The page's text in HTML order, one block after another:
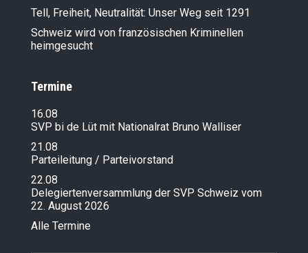
Tell, Freiheit, Neutralität: Unser Weg seit 1291
Schweiz wird von französischen Kriminellen
heimgesucht
Termine
16.08
SVP bi de Lüt mit Nationalrat Bruno Walliser
21.08
Parteileitung / Parteivorstand
22.08
Delegiertenversammlung der SVP Schweiz vom
22. August 2026
Alle Termine